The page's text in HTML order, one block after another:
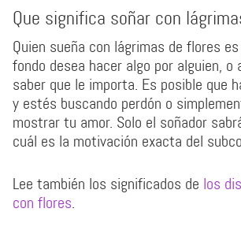
Que significa soñar con
Quien sueña con lágrimas de flores
fondo desea hacer algo por alguien, o
saber que le importa. Es posible que
y estés buscando perdón o
mostrar tu amor. Solo el soñador
cuál es la motivación exacta del
Lee también los significados de los
con flores.